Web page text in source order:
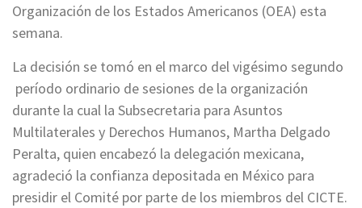
Organización de los Estados Americanos (OEA) esta
semana.
La decisión se tomó en el marco del vigésimo segundo
período ordinario de sesiones de la organización
durante la cual la Subsecretaria para Asuntos
Multilaterales y Derechos Humanos, Martha Delgado
Peralta, quien encabezó la delegación mexicana,
agradeció la confianza depositada en México para
presidir el Comité por parte de los miembros del CICTE.